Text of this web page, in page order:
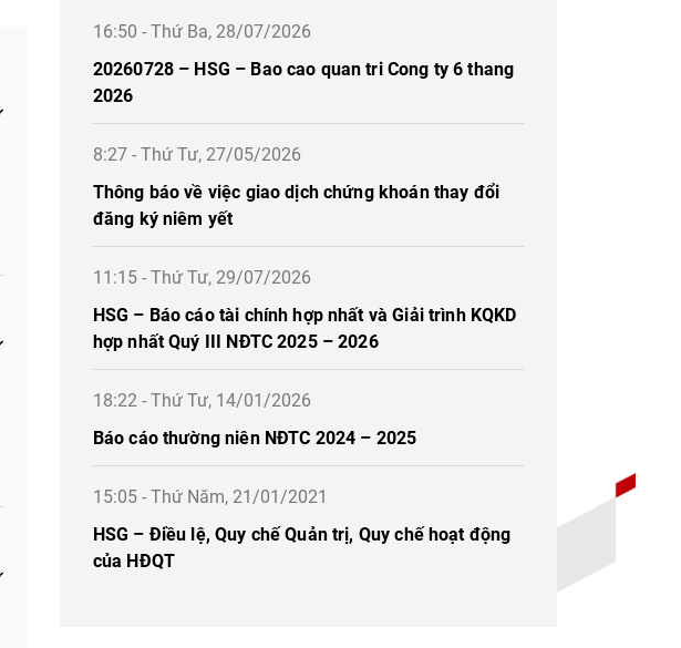
16:50 - Thứ Ba, 28/07/2026
20260728 – HSG – Bao cao quan tri Cong ty 6 thang
2026
8:27 - Thứ Tư, 27/05/2026
Thông báo về việc giao dịch chứng khoán thay đổi
đăng ký niêm yết
11:15 - Thứ Tư, 29/07/2026
HSG – Báo cáo tài chính hợp nhất và Giải trình KQKD
hợp nhất Quý III NĐTC 2025 – 2026
18:22 - Thứ Tư, 14/01/2026
Báo cáo thường niên NĐTC 2024 – 2025
15:05 - Thứ Năm, 21/01/2021
HSG – Điều lệ, Quy chế Quản trị, Quy chế hoạt động
của HĐQT